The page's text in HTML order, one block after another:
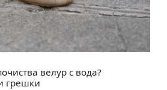
велур с вода?
грешки